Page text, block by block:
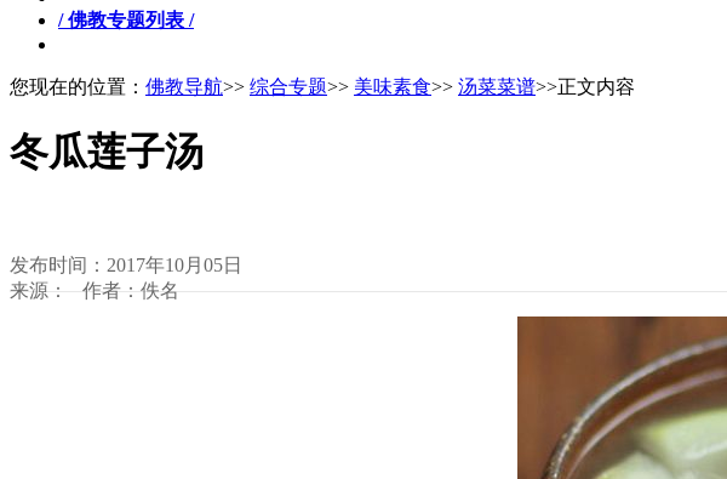
/ 佛教专题列表 /
您现在的位置： 佛教导航>> 综合专题>> 美味素食>> 汤菜菜谱>>正文内容
冬瓜莲子汤
发布时间：2017年10月05日
来源： 作者：佚名